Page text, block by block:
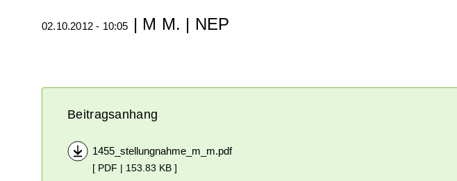
02.10.2012 - 10:05 | M M. | NEP
Beitragsanhang
1455_stellungnahme_m_m.pdf
[ PDF | 153.83 KB ]